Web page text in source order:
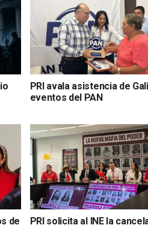
PRI avala asistencia de
eventos del PAN
de
PRI solicita al INE la